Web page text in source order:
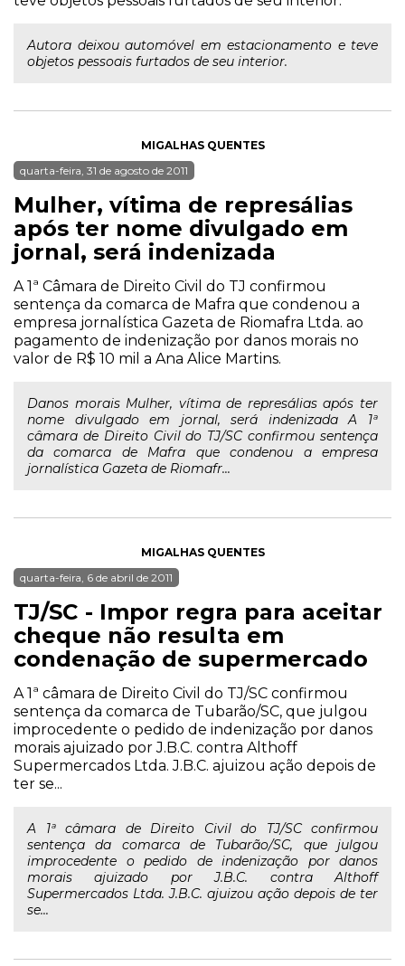
Autora deixou automóvel em estacionamento e teve
objetos pessoais furtados de seu interior.
MIGALHAS QUENTES
quarta-feira, 31 de agosto de 2011
Mulher, vítima de represálias
após ter nome divulgado em
jornal, será indenizada
A 1ª Câmara de Direito Civil do TJ confirmou
sentença da comarca de Mafra que condenou a
empresa jornalística Gazeta de Riomafra Ltda. ao
pagamento de indenização por danos morais no
valor de R$ 10 mil a Ana Alice Martins.
Danos morais Mulher, vítima de represálias após ter
nome divulgado em jornal, será indenizada A 1ª
câmara de Direito Civil do TJ/SC confirmou sentença
da comarca de Mafra que condenou a empresa
jornalística Gazeta de Riomafr...
MIGALHAS QUENTES
quarta-feira, 6 de abril de 2011
TJ/SC - Impor regra para aceitar
cheque não resulta em
condenação de supermercado
A 1ª câmara de Direito Civil do TJ/SC confirmou
sentença da comarca de Tubarão/SC, que julgou
improcedente o pedido de indenização por danos
morais ajuizado por J.B.C. contra Althoff
Supermercados Ltda. J.B.C. ajuizou ação depois de
ter se...
A 1ª câmara de Direito Civil do TJ/SC confirmou
sentença da comarca de Tubarão/SC, que julgou
improcedente o pedido de indenização por danos
morais ajuizado por J.B.C. contra Althoff
Supermercados Ltda. J.B.C. ajuizou ação depois de ter
se...